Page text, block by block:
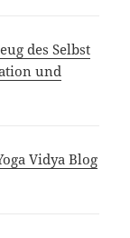
des Selbst
und
Vidya Blog